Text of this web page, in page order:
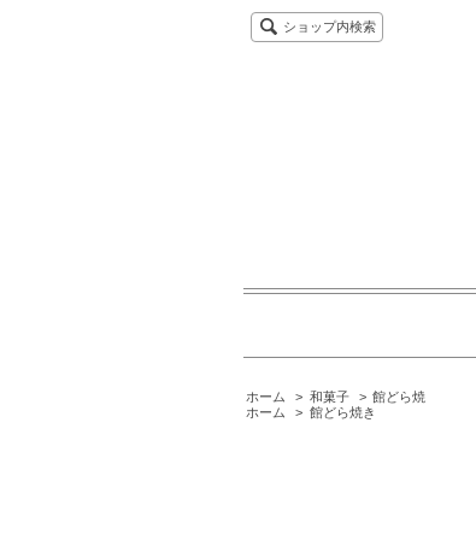
ショップ内検索
ホーム > 和菓子 > 館どら焼
ホーム
> 館どら焼き